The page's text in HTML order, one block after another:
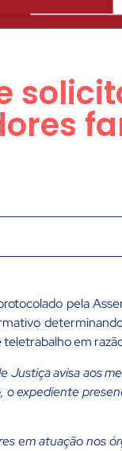
pela
em
Justiça avisa aos
o expediente
em atuação nos